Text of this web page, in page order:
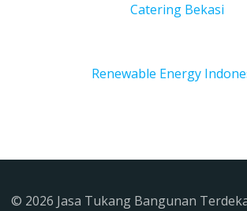
Catering Bekasi
Renewable Energy
© 2026 Jasa Tukang Bangunan